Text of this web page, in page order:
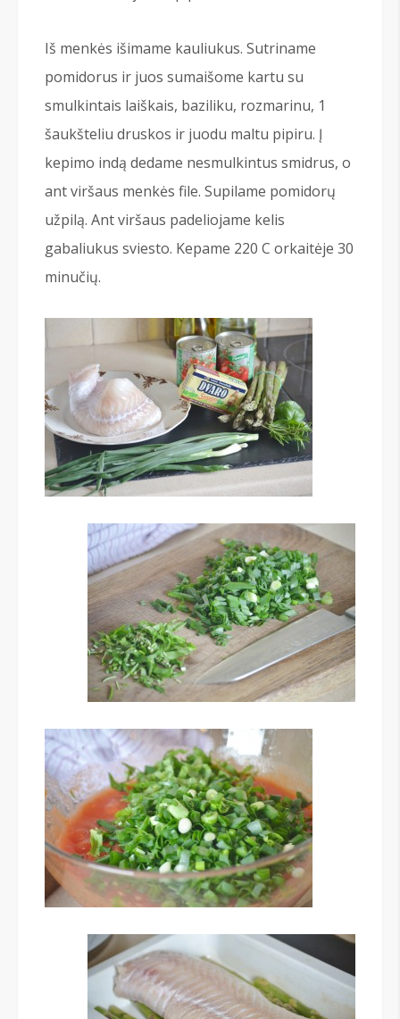
Iš menkės išimame kauliukus. Sutriname
pomidorus ir juos sumaišome kartu su
smulkintais laiškais, baziliku, rozmarinu, 1
šaukšteliu druskos ir juodu maltu pipiru. Į
kepimo indą dedame nesmulkintus smidrus, o
ant viršaus menkės file. Supilame pomidorų
užpilą. Ant viršaus padeliojame kelis
gabaliukus sviesto. Kepame 220 С orkaitėje 30
minučių.